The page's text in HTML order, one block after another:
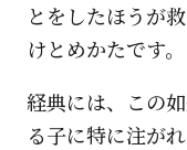
とをしたほうが
けとめかたです。
経典には、この
る子に特に注が